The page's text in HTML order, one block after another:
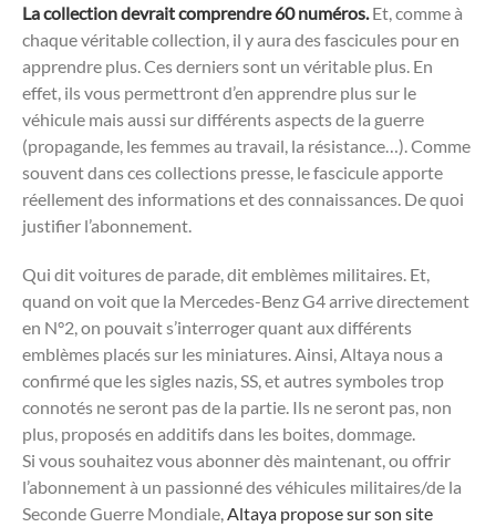
La collection devrait comprendre 60 numéros.Et, comme à
chaque véritable collection, il y aura des fascicules pour en
apprendre plus. Ces derniers sont un véritable plus. En
effet, ils vous permettront d’en apprendre plus sur le
véhicule mais aussi sur différents aspects de la guerre
(propagande, les femmes au travail, la résistance…). Comme
souvent dans ces collections presse, le fascicule apporte
réellement des informations et des connaissances. De quoi
justifier l’abonnement.
Qui dit voitures de parade, dit emblèmes militaires. Et,
quand on voit que la Mercedes-Benz G4 arrive directement
en N°2, on pouvait s’interroger quant aux différents
emblèmes placés sur les miniatures. Ainsi, Altaya nous a
confirmé que les sigles nazis, SS, et autres symboles trop
connotés ne seront pas de la partie. Ils ne seront pas, non
plus, proposés en additifs dans les boites, dommage.
Si vous souhaitez vous abonner dès maintenant, ou offrir
l’abonnement à un passionné des véhicules militaires/de la
Seconde Guerre Mondiale,Altaya propose sur son site